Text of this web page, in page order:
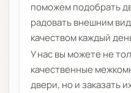
поможем подобрать
радовать внешним
качеством каждый
У нас вы можете не
качественные
двери, но и заказать